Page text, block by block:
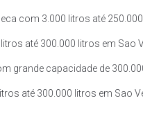
com 3.000 litros até
até 300.000 litros em Sao
grande capacidade de
até 300.000 litros em Sao